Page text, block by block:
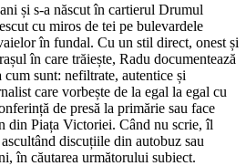
și s-a născut în cartierul Drumul
cu miros de tei pe bulevardele
în fundal. Cu un stil direct, onest și
în care trăiește, Radu documentează
sunt: nefiltrate, autentice și
care vorbește de la egal la egal cu
de presă la primărie sau face
din Piața Victoriei. Când nu scrie, îl
discuțiile din autobuz sau
în căutarea următorului subiect.